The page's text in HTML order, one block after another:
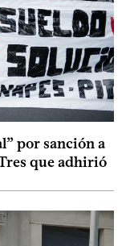
por sanción a
que adhirió